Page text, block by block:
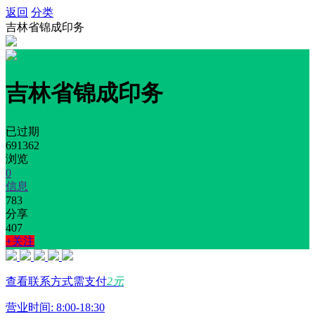
返回 分类
吉林省锦成印务
吉林省锦成印务
已过期
691362
浏览
0
信息
783
分享
407
+关注
查看联系方式需支付2元
营业时间: 8:00-18:30